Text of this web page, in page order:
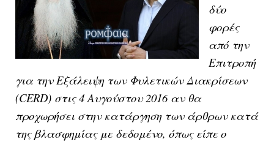
δύο
φορές
από την
Επιτροπή
για την Εξάλειψη των Φυλετικών Διακρίσεων
(CERD) στις 4 Αυγούστου 2016 αν θα
προχωρήσει στην κατάργηση των άρθρων κατά
της βλασφημίας με δεδομένο, όπως είπε ο